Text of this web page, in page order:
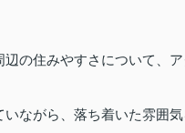
の住みやすさについて、
ながら、落ち着いた雰囲